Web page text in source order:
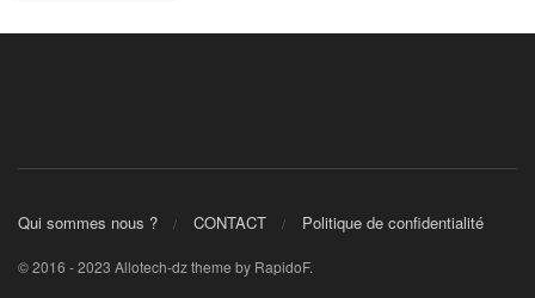
Qui sommes nous ? CONTACT Politique de confidentialité
© 2016 - 2023 Allotech-dz theme by RapidoF.